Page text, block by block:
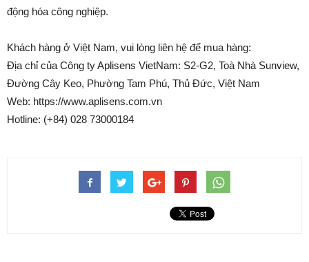
động hóa công nghiệp.
Khách hàng ở Việt Nam, vui lòng liên hệ để mua hàng:
Địa chỉ của Công ty Aplisens VietNam: S2-G2, Toà Nhà Sunview,
Đường Cây Keo, Phường Tam Phú, Thủ Đức, Việt Nam
Web: https://www.aplisens.com.vn
Hotline: (+84) 028 73000184